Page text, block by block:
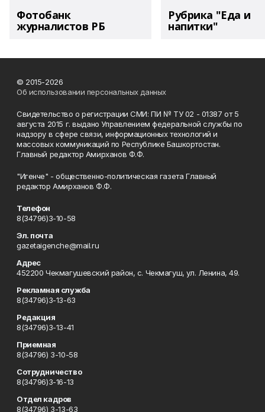
Фотобанк
журналистов РБ
Рубрика "Еда и
напитки"
© 2015-2026
Об использовании персональных данных
Свидетельство о регистрации СМИ: ПИ № ТУ 02 - 01387 от 5
августа 2015 г. выдано Управлением федеральной службы по
надзору в сфере связи, информационных технологий и
массовых коммуникаций по Республике Башкортостан.
Главный редактор Амирханов Ф.Ф.
"Игенче" - общественно-политическая газета Главный
редактор Амирханов Ф.Ф.
Телефон
8(34796)3-10-58
Эл. почта
gazetaigenche@mail.ru
Адрес
452200 Чекмагушевский район, с. Чекмагуш, ул. Ленина, 49.
Рекламная служба
8(34796)3-13-63
Редакция
8(34796)3-13-41
Приемная
8(34796) 3-10-58
Сотрудничество
8(34796)3-16-13
Отдел кадров
8(34796) 3-13-63